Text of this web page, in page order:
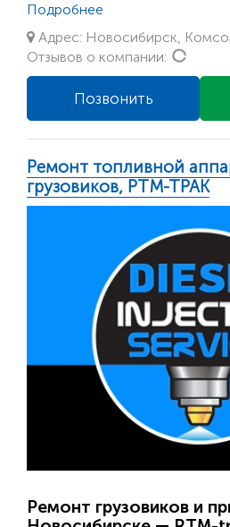
Подробнее
Адрес: Новосибирск,
Отзывов о компании:
Позвонить
Ремонт топливной
грузовиков, РТМ-ТРАК
Ремонт грузовиков и